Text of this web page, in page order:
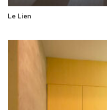
Le Lien